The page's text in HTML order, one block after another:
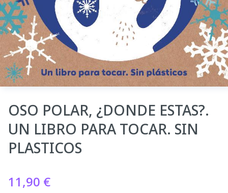
OSO POLAR, ¿DONDE ESTAS?.
UN LIBRO PARA TOCAR. SIN
PLASTICOS
11,90 €